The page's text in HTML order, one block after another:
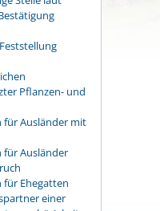
Pflanzen- und
für Ausländer mit
für Ausländer
für Ehegatten
einer